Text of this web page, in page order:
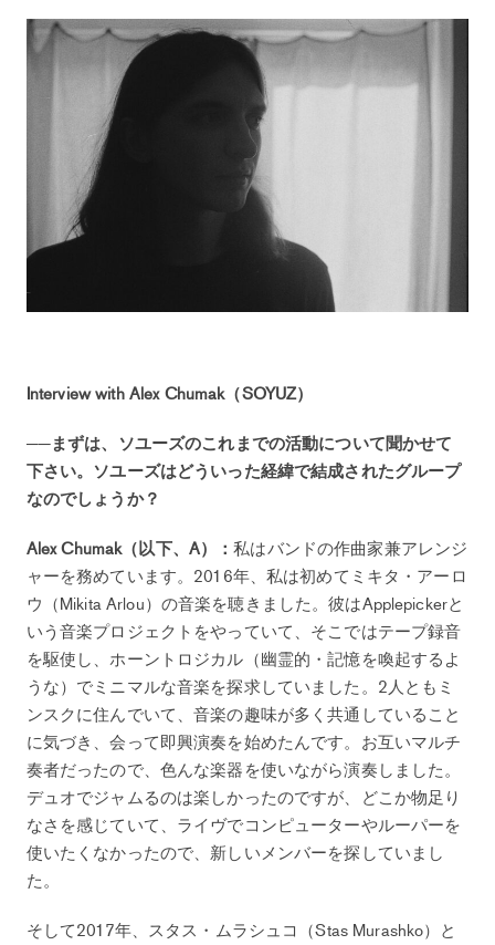
Interview with Alex Chumak（SOYUZ）
──まずは、ソユーズのこれまでの活動について聞かせて
下さい。ソユーズはどういった経緯で結成されたグループ
なのでしょうか？
Alex Chumak（以下、A）：私はバンドの作曲家兼アレンジ
ャーを務めています。2016年、私は初めてミキタ・アーロ
ウ（Mikita Arlou）の音楽を聴きました。彼はApplepickerと
いう音楽プロジェクトをやっていて、そこではテープ録音
を駆使し、ホーントロジカル（幽霊的・記憶を喚起するよ
うな）でミニマルな音楽を探求していました。2人ともミ
ンスクに住んでいて、音楽の趣味が多く共通していること
に気づき、会って即興演奏を始めたんです。お互いマルチ
奏者だったので、色んな楽器を使いながら演奏しました。
デュオでジャムるのは楽しかったのですが、どこか物足り
なさを感じていて、ライヴでコンピューターやルーパーを
使いたくなかったので、新しいメンバーを探していまし
た。
そして2017年、スタス・ムラシュコ（Stas Murashko）と